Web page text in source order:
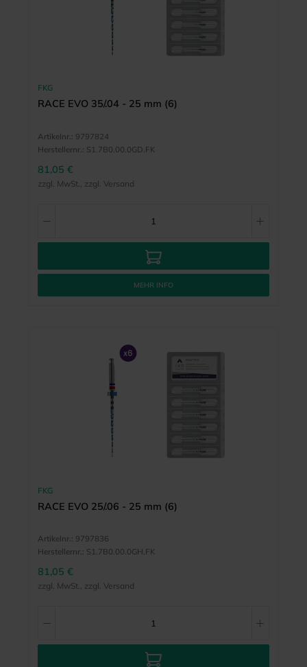
FKG
RACE EVO 35/.04 - 25 mm (6)
Artikelnr.: 9797824
Herstellernr.: S1.7B0.00.0GD.FK
81,05 €
zzgl. MwSt., zzgl. Versand
MEHR INFO
FKG
RACE EVO 25/.06 - 25 mm (6)
Artikelnr.: 9797836
Herstellernr.: S1.7B0.00.0GH.FK
81,05 €
zzgl. MwSt., zzgl. Versand